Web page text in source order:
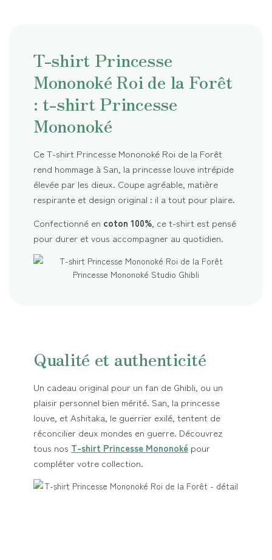
T-shirt Princesse
Mononoké Roi de la Forêt
: t-shirt Princesse
Mononoké
Ce T-shirt Princesse Mononoké Roi de la Forêt
rend hommage à San, la princesse louve intrépide
élevée par les dieux. Coupe agréable, matière
respirante et design original : il a tout pour plaire.
Confectionné en coton 100% , ce t-shirt est pensé
pour durer et vous accompagner au quotidien.
Qualité et authenticité
Un cadeau original pour un fan de Ghibli, ou un
plaisir personnel bien mérité. San, la princesse
louve, et Ashitaka, le guerrier exilé, tentent de
réconcilier deux mondes en guerre. Découvrez
tous nos T-shirt Princesse Mononoké pour
compléter votre collection.